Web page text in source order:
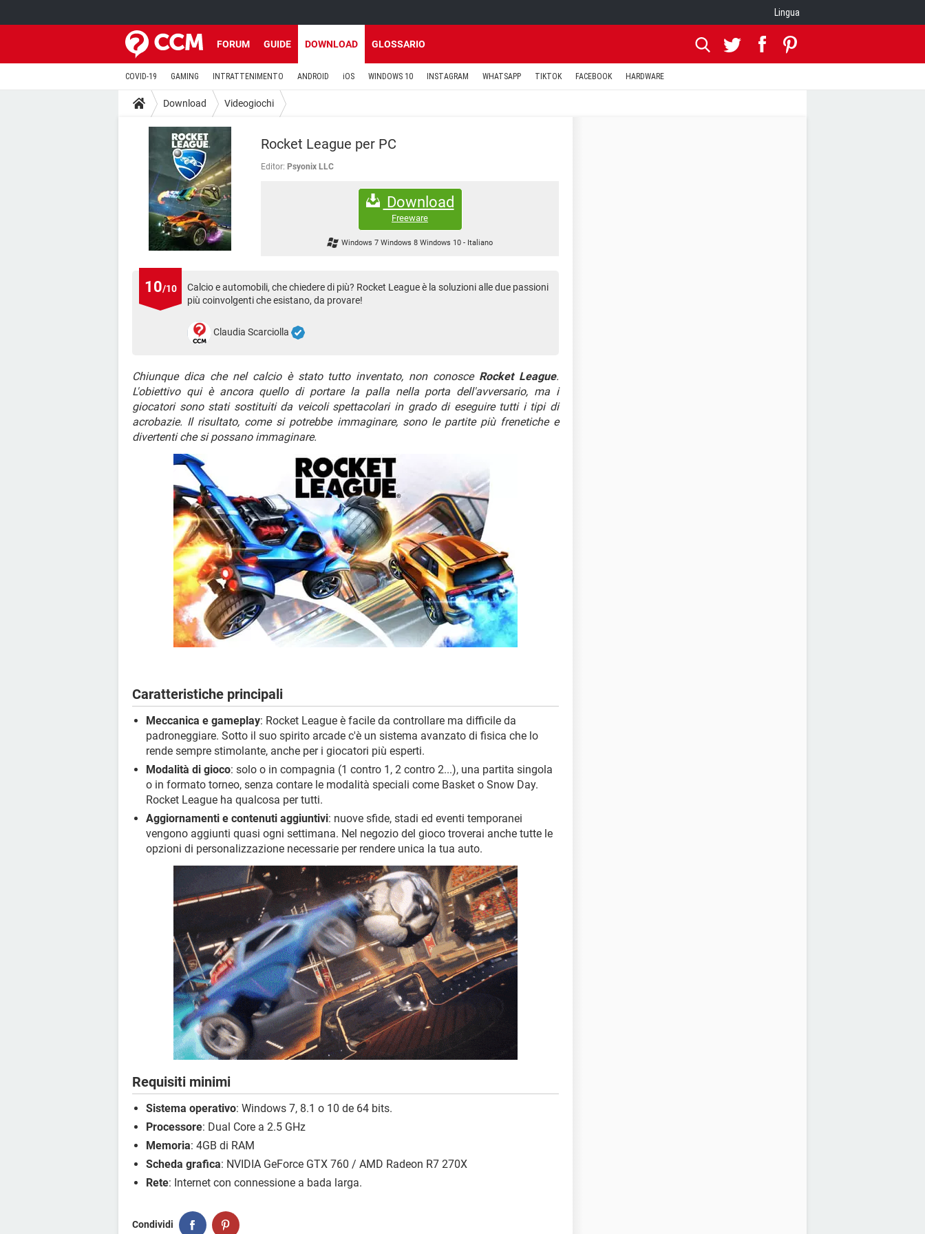
Lingua
FORUM GUIDE DOWNLOAD GLOSSARIO
COVID-19 GAMING INTRATTENIMENTO ANDROID iOS WINDOWS 10 INSTAGRAM WHATSAPP TIKTOK FACEBOOK HARDWARE
Download Videogiochi
Rocket League per PC
Editor: Psyonix LLC
Download
Freeware
Windows 7 Windows 8 Windows 10 - Italiano
10/10
Calcio e automobili, che chiedere di più? Rocket League è la soluzioni alle due passioni
più coinvolgenti che esistano, da provare!
Claudia Scarciolla
Chiunque dica che nel calcio è stato tutto inventato, non conosce Rocket League.
L'obiettivo qui è ancora quello di portare la palla nella porta dell'avversario, ma i
giocatori sono stati sostituiti da veicoli spettacolari in grado di eseguire tutti i tipi di
acrobazie. Il risultato, come si potrebbe immaginare, sono le partite più frenetiche e
divertenti che si possano immaginare.
Caratteristiche principali
Meccanica e gameplay: Rocket League è facile da controllare ma difficile da
padroneggiare. Sotto il suo spirito arcade c'è un sistema avanzato di fisica che lo
rende sempre stimolante, anche per i giocatori più esperti.
Modalità di gioco: solo o in compagnia (1 contro 1, 2 contro 2...), una partita singola
o in formato torneo, senza contare le modalità speciali come Basket o Snow Day.
Rocket League ha qualcosa per tutti.
Aggiornamenti e contenuti aggiuntivi: nuove sfide, stadi ed eventi temporanei
vengono aggiunti quasi ogni settimana. Nel negozio del gioco troverai anche tutte le
opzioni di personalizzazione necessarie per rendere unica la tua auto.
Requisiti minimi
Sistema operativo: Windows 7, 8.1 o 10 de 64 bits.
Processore: Dual Core a 2.5 GHz
Memoria: 4GB di RAM
Scheda grafica: NVIDIA GeForce GTX 760 / AMD Radeon R7 270X
Rete: Internet con connessione a bada larga.
Condividi